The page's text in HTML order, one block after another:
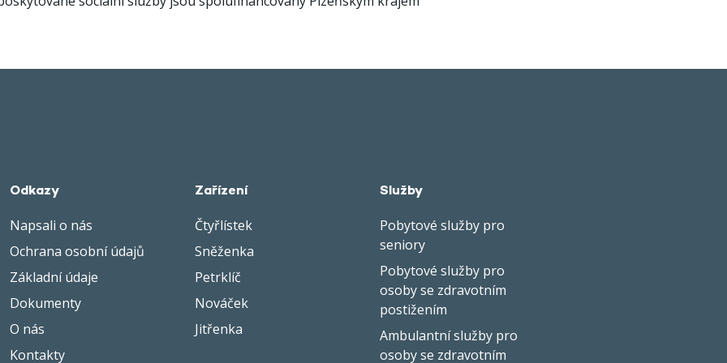
Odkazy
Napsali o nás
Ochrana osobní údajů
Základní údaje
Dokumenty
O nás
Kontakty
Zařízení
Čtyřlístek
Sněženka
Petrklíč
Nováček
Jitřenka
Služby
Pobytové služby pro
seniory
Pobytové služby pro
osoby se zdravotním
postižením
Ambulantní služby pro
osoby se zdravotním